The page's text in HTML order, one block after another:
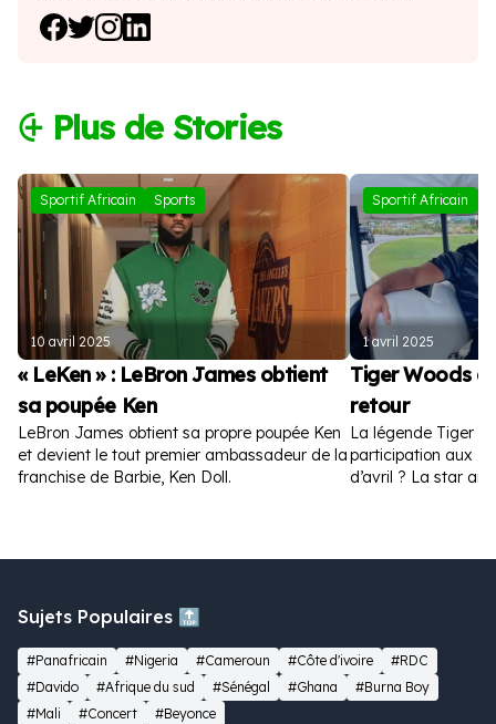
l'actualité people.
⨭ Plus de Stories
Sportif Africain Sports
10 avril 2025
« LeKen » : LeBron James obtient
sa poupée Ken
LeBron James obtient sa propre poupée Ken
et devient le tout premier ambassadeur de la
franchise de Barbie, Ken Doll.
Sportif Africain
1 avril 2025
Tiger Woods
retour
La légende Tiger
participation aux
d’avril ? La star
Sujets Populaires 🔝
#Panafricain #Nigeria #Cameroun #Côte d'ivoire
#RDC
#Davido
#Afrique du sud #Sénégal #Ghana
#Burna Boy
#Mali
#Concert #Beyonce